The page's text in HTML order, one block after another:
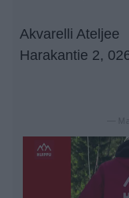
Akvarelli Ateljee
Harakantie 2,
—